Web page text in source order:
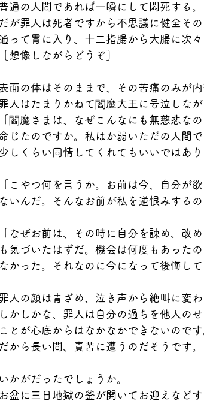
通の人間であれば一瞬にして悶死する。
だが罪人は死者ですから不思議に健全そ
って胃に入り、十二指腸から大腸に次
［想像しながらどうぞ］
面の体はそのままで、その苦痛のみが内
人はたまりかねて閻魔大王に号泣しなが
「閻魔さまは、なぜこんなにも無慈悲な
じたのですか。私はか弱いただの人間
しくらい同情してくれてもいいではあり
「こやつ何を言うか。お前は今、自分が
ないんだ。そんなお前が私を逆恨みする
「なぜお前は、その時に自分を諌め、改
も気づいたはずだ。機会は何度もあった
なかった。それなのに今になって後悔して
人の顔は青ざめ、泣き声から絶叫に変わ
しかしかな、罪人は自分の過ちを他人の
ことが心底からはなかなかできないのです
だから長い間、責苦に遭うのだそうです。
いかがだったでしょうか。
お盆に三日地獄の釜が開いてお迎えなど